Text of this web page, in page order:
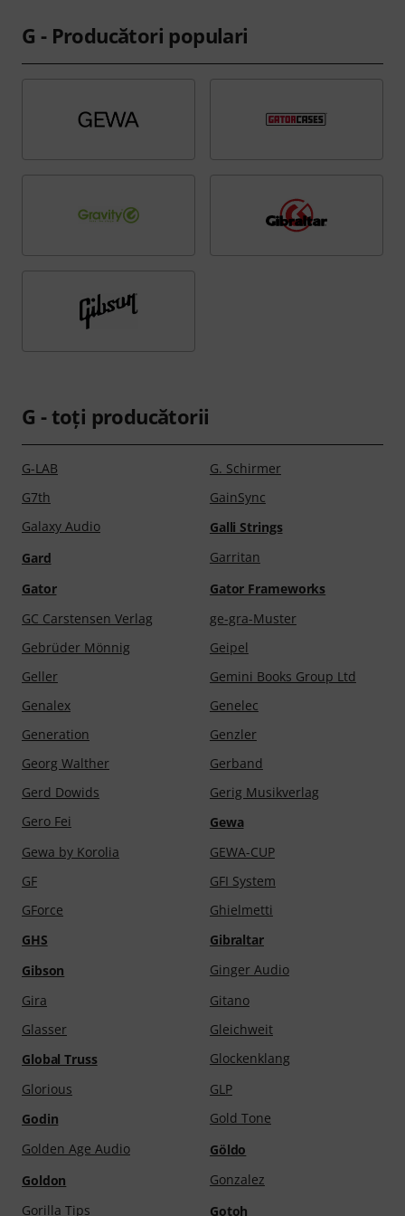
G - Producători populari
G - toţi producătorii
G-LAB
G. Schirmer
G7th
GainSync
Galaxy Audio
Galli Strings
Gard
Garritan
Gator
Gator Frameworks
GC Carstensen Verlag
ge-gra-Muster
Gebrüder Mönnig
Geipel
Geller
Gemini Books Group Ltd
Genalex
Genelec
Generation
Genzler
Georg Walther
Gerband
Gerd Dowids
Gerig Musikverlag
Gero Fei
Gewa
Gewa by Korolia
GEWA-CUP
GF
GFI System
GForce
Ghielmetti
GHS
Gibraltar
Gibson
Ginger Audio
Gira
Gitano
Glasser
Gleichweit
Global Truss
Glockenklang
Glorious
GLP
Godin
Gold Tone
Golden Age Audio
Göldo
Goldon
Gonzalez
Gorilla Tips
Gotoh